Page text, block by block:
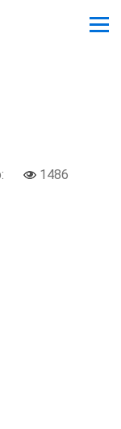
1486